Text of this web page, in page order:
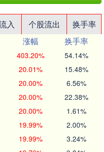
入 个股流出
换手率
涨幅
换手率
403.20% 54.14%
20.01% 15.48%
20.00% 6.56%
20.00% 22.38%
20.00% 1.61%
19.99% 2.00%
19.99% 3.24%